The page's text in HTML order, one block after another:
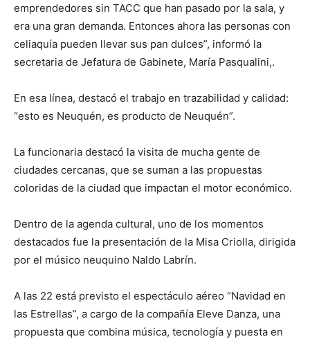
emprendedores sin TACC que han pasado por la sala, y
era una gran demanda. Entonces ahora las personas con
celiaquía pueden llevar sus pan dulces”, informó la
secretaria de Jefatura de Gabinete, María Pasqualini,.
En esa línea, destacó el trabajo en trazabilidad y calidad:
“esto es Neuquén, es producto de Neuquén”.
La funcionaria destacó la visita de mucha gente de
ciudades cercanas, que se suman a las propuestas
coloridas de la ciudad que impactan el motor económico.
Dentro de la agenda cultural, uno de los momentos
destacados fue la presentación de la Misa Criolla, dirigida
por el músico neuquino Naldo Labrín.
A las 22 está previsto el espectáculo aéreo “Navidad en
las Estrellas”, a cargo de la compañía Eleve Danza, una
propuesta que combina música, tecnología y puesta en